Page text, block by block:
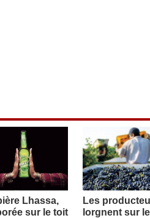
Lhassa,
sur le toit
Les
lorgnent sur le